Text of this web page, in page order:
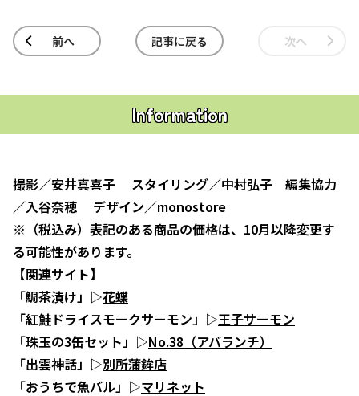
前へ 記事に戻る 次へ
Information
撮影／安井真喜子 スタイリング／中村弘子 編集協力
／入谷奈穂 デザイン／monostore
※（税込み）表記のある商品の価格は、10月以降変更す
る可能性があります。
【関連サイト】
「鯛茶漬け」▷花蝶
「紅鮭ドライスモークサーモン」▷王子サーモン
「珠玉の3缶セット」▷No.38（アバランチ）
「出雲神話」▷別所蒲鉾店
「おうちで魚バル」▷マリネット